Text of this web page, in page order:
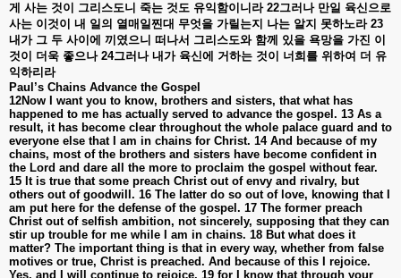
게 사는 것이 그리스도니 죽는 것도 유익함이니라22그러나 만일 육신으로
사는 이것이 내 일의 열매일찐대 무엇을 가릴는지 나는 알지 못하노라23
내가 그 두 사이에 끼였으니 떠나서 그리스도와 함께 있을 욕망을 가진 이
것이
더욱 좋으나24그러나 내가 육신에 거하는 것이 너희를 위하여 더 유
익하리라
Paul’s Chains Advance the Gospel
12Now I want you to know, brothers and sisters, that what has
happened to me has actually served to advance the gospel. 13 As a
result, it has become clear throughout the whole palace guard and to
everyone else that I am in chains for Christ. 14 And because of my
chains, most of the brothers and sisters have become confident in
the Lord and dare all the more to proclaim the gospel without fear.
15 It is true that some preach Christ out of envy and rivalry, but
others out of goodwill. 16 The latter do so out of love, knowing that I
am put here for the defense of the gospel. 17 The former preach
Christ out of selfish ambition, not sincerely, supposing that they can
stir up trouble for me while I am in chains. 18 But what does it
matter? The important thing is that in every way, whether from false
motives or true, Christ is preached. And because of this I rejoice.
Yes, and I will continue to rejoice, 19 for I know that through your